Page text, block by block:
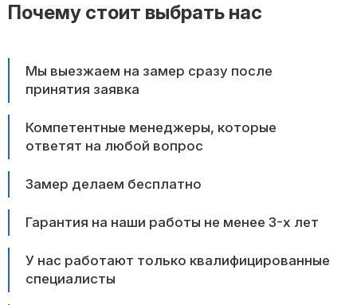
Почему стоит выбрать нас
Мы выезжаем на замер сразу после
принятия заявка
Компетентные менеджеры, которые
ответят на любой вопрос
Замер делаем бесплатно
Гарантия на наши работы не менее 3-х лет
У нас работают только квалифицированные
специалисты